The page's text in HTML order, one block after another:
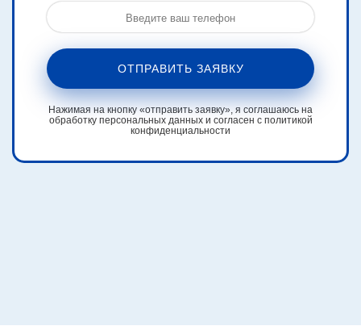
ОТПРАВИТЬ ЗАЯВКУ
Нажимая на кнопку «отправить заявку», я соглашаюсь на
обработку персональных данных и согласен с политикой
конфиденциальности